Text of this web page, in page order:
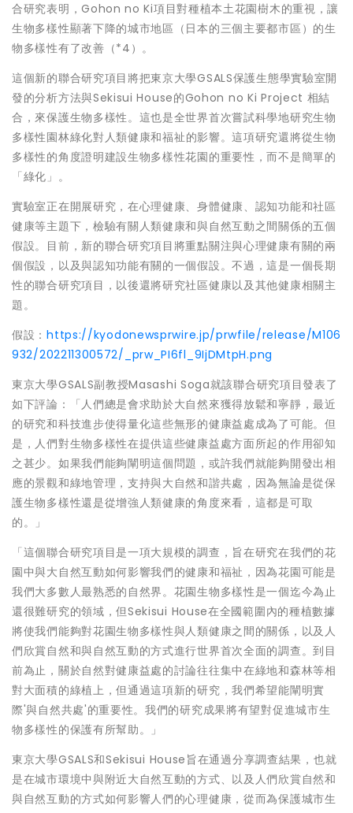
合研究表明，Gohon no Ki項目對種植本土花園樹木的重視，讓
生物多樣性顯著下降的城市地區（日本的三個主要都市區）的生
物多樣性有了改善（*4）。
這個新的聯合研究項目將把東京大學GSALS保護生態學實驗室開
發的分析方法與Sekisui House的Gohon no KiProject 相結
合，來保護生物多樣性。這也是全世界首次嘗試科學地研究生物
多樣性園林綠化對人類健康和福祉的影響。這項研究還將從生物
多樣性的角度證明建設生物多樣性花園的重要性，而不是簡單的
「綠化」。
實驗室正在開展研究，在心理健康、身體健康、認知功能和社區
健康等主題下，檢驗有關人類健康和與自然互動之間關係的五個
假設。目前，新的聯合研究項目將重點關注與心理健康有關的兩
個假設，以及與認知功能有關的一個假設。不過，這是一個長期
性的聯合研究項目，以後還將研究社區健康以及其他健康相關主
題。
假設：https://kyodonewsprwire.jp/prwfile/release/M106
932/202211300572/_prw_PI6fl_9IjDMtpH.png
東京大學GSALS副教授Masashi Soga就該聯合研究項目發表了
如下評論：「人們總是會求助於大自然來獲得放鬆和寧靜，最近
的研究和科技進步使得量化這些無形的健康益處成為了可能。但
是，人們對生物多樣性在提供這些健康益處方面所起的作用卻知
之甚少。如果我們能夠闡明這個問題，或許我們就能夠開發出相
應的景觀和綠地管理，支持與大自然和諧共處，因為無論是從保
護生物多樣性還是從增強人類健康的角度來看，這都是可取
的。」
「這個聯合研究項目是一項大規模的調查，旨在研究在我們的花
園中與大自然互動如何影響我們的健康和福祉 ，因為花園可能是
我們大多數人最熟悉的自然界。花園生物多樣性是一個迄今為止
還很難研究的領域，但Sekisui House在全國範圍內的種植數據
將使我們能夠對花園生物多樣性與人類健康之間的關係，以及人
們欣賞自然和與自然互動的方式進行世界首次全面的調查。到目
前為止，關於自然對健康益處的討論往往集中在綠地和森林等相
對大面積的綠植上，但通過這項新的研究，我們希望能闡明實
際'與自然共處'的重要性。我們的研究成果將有望對促進城市生
物多樣性的保護有所幫助。」
東京大學GSALS和Sekisui House旨在通過分享調查結果，也就
是在城市環境中與附近大自然互動的方式、以及人們欣賞自然和
與自然互動的方式如何影響人們的心理健康，從而為保護城市生